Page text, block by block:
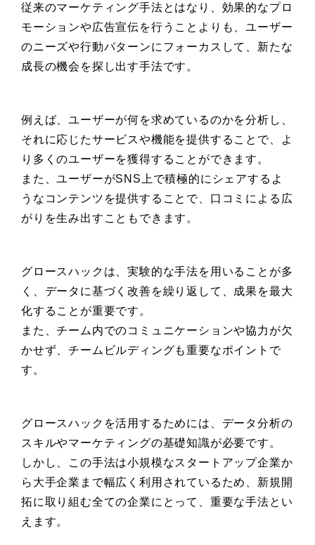
従来のマーケティング手法とはなり、効果的なプロ
モーションや広告宣伝を行うことよりも、ユーザー
のニーズや行動パターンにフォーカスして、新たな
成長の機会を探し出す手法です。
例えば、ユーザーが何を求めているのかを分析し、
それに応じたサービスや機能を提供することで、よ
り多くのユーザーを獲得することができます。
また、ユーザーがSNS上で積極的にシェアするよ
うなコンテンツを提供することで、口コミによる広
がりを生み出すこともできます。
グロースハックは、実験的な手法を用いることが多
く、データに基づく改善を繰り返して、成果を最大
化することが重要です。
また、チーム内でのコミュニケーションや協力が欠
かせず、チームビルディングも重要なポイントで
す。
グロースハックを活用するためには、データ分析の
スキルやマーケティングの基礎知識が必要です。
しかし、この手法は小規模なスタートアップ企業か
ら大手企業まで幅広く利用されているため、新規開
拓に取り組む全ての企業にとって、重要な手法とい
えます。